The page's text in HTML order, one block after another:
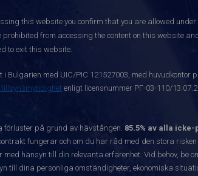
this website you confirm that you are allowed
from accessing the content on this website
to exit this website.
med UIC/PIC 121527003, med huvudkontor
enligt licensnummer РГ-03-110/
förluster på grund av hävstången. 85.5% av alla
fungerar och om du har råd med den stora
hänsyn till din relevanta erfarenhet. Vid behov, be
dina personliga omständigheter, ekonomiska